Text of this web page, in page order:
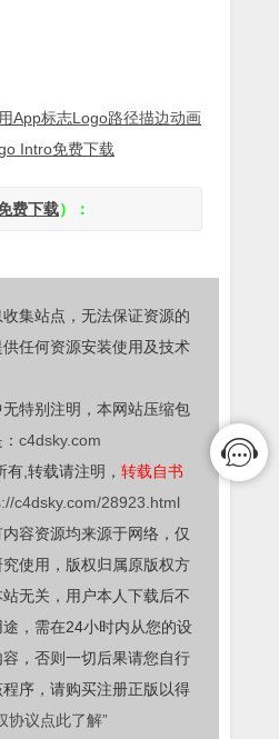
App标志Logo路径描边动画
Intro免费下载
费下载）：
集站点，无法保证资源的
任何资源安装使用及技术
特别注明，本网站压缩包
c4dsky.com
,转载请注明， 转载自书
c4dsky.com/28923.html
容资源均来源于网络，仅
使用，版权归属原版权方
无关，用户本人下载后不
，需在24小时内从您的设
，否则一切后果请您自行
序，请购买注册正版以得
协议点此了解”